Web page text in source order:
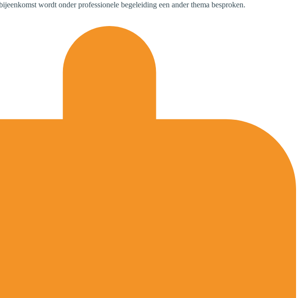
wordt onder professionele begeleiding een ander thema besproken.